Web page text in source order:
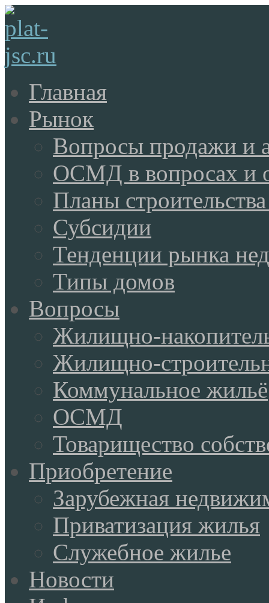
Главная
Рынок
Вопросы продажи и
ОСМД в вопросах и
Планы
Субсидии
Тенденции рынка
Типы домов
Вопросы
Жилищно-
Жилищно-
Коммунальное жильё
ОСМД
Товарищество
Приобретение
Зарубежная
Приватизация жилья
Служебное жилье
Новости